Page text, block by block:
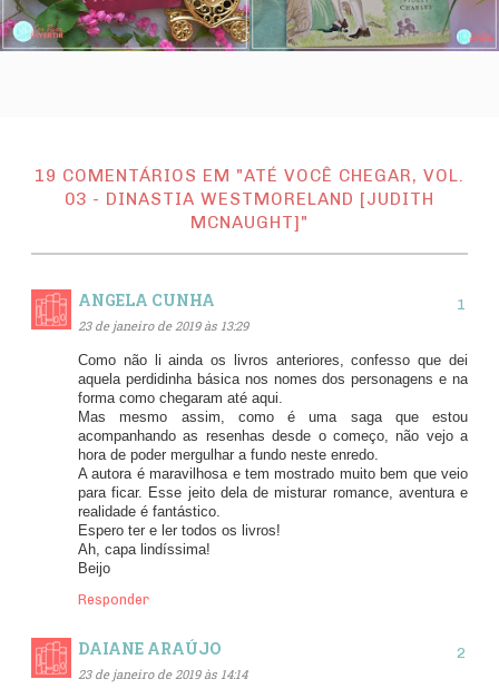
19 COMENTÁRIOS EM "ATÉ VOCÊ CHEGAR, VOL.
03 - DINASTIA WESTMORELAND [JUDITH
MCNAUGHT]"
ANGELA CUNHA
23 de janeiro de 2019 às 13:29
Como não li ainda os livros anteriores, confesso que dei
aquela perdidinha básica nos nomes dos personagens e na
forma como chegaram até aqui.
Mas mesmo assim, como é uma saga que estou
acompanhando as resenhas desde o começo, não vejo a
hora de poder mergulhar a fundo neste enredo.
A autora é maravilhosa e tem mostrado muito bem que veio
para ficar. Esse jeito dela de misturar romance, aventura e
realidade é fantástico.
Espero ter e ler todos os livros!
Ah, capa lindíssima!
Beijo
Responder
DAIANE ARAÚJO
23 de janeiro de 2019 às 14:14